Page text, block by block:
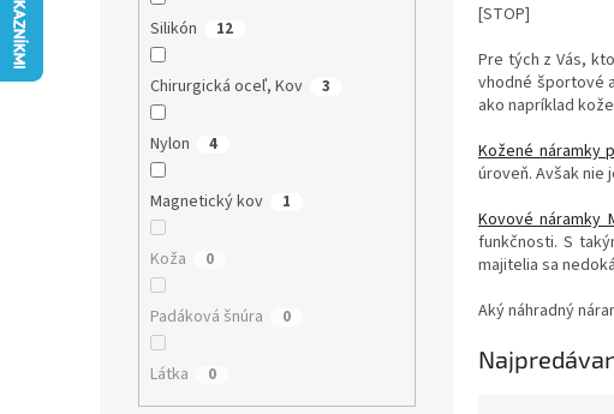
Silikón 12
Chirurgická oceľ, Kov 3
Nylon 4
Magnetický kov 1
Koža 0
Padáková šnúra 0
Látka 0
[STOP]
Pre tých z Vás,
vhodné športové
ako napríklad
Kožené náramky
úroveň. Avšak
Kovové náramky
funkčnosti. S
majitelia sa
Aký náhradný